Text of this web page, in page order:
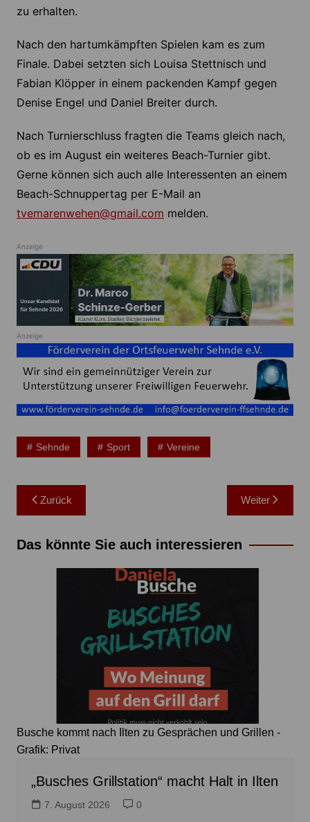
zu erhalten.
Nach den hartumkämpften Spielen kam es zum
Finale. Dabei setzten sich Louisa Stettnisch und
Fabian Klöpper in einem packenden Kampf gegen
Denise Engel und Daniel Breiter durch.
Nach Turnierschluss fragten die Teams gleich nach,
ob es im August ein weiteres Beach-Turnier gibt.
Gerne können sich auch alle Interessenten an einem
Beach-Schnuppertag per E-Mail an
tvemarenwehen@gmail.com melden.
Anzeige
Anzeige
Sehnde Sport Vereine
Beitragsnavigation
Zurück Weiter
Das könnte Sie auch interessieren
Busche kommt nach Ilten zu Gesprächen und Grillen -
Grafik: Privat
„Busches Grillstation“ macht Halt in Ilten
7. August 2026 0